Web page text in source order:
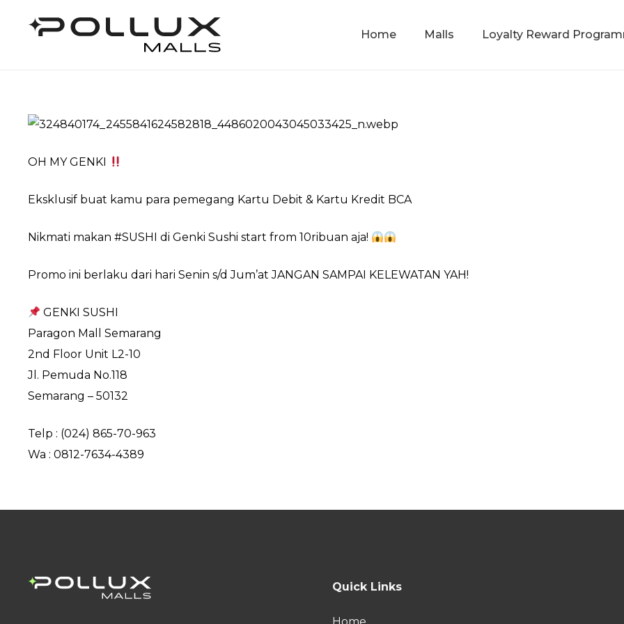
Home Malls Loyalty Reward
OH MY GENKI
Eksklusif buat kamu para pemegang Kartu Debit & Kartu Kredit BCA
Nikmati makan #SUSHI di Genki Sushi start from 10ribuan aja!
Promo ini berlaku dari hari Senin s/d Jum’at JANGAN SAMPAI KELEWATAN YAH!
GENKI SUSHI
Paragon Mall Semarang
2nd Floor Unit L2-10
Jl. Pemuda No.118
Semarang – 50132
Telp : (024) 865-70-963
Wa : 0812-7634-4389
Quick Links